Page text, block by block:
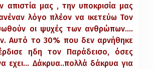
απιστία μας , την υποκρισία μας
λόγο πλέον να ικετεύω Τον
οι ψυχές των ανθρώπων….
Αυτό το 30% που δεν αρνήθηκε
ηδη τον Παράδεισο, όσες
εχει… Δάκρυα..πολλά δάκρυα για